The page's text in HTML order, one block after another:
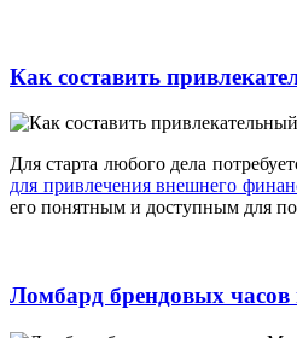
Как составить
Для старта любого дела
для привлечения внешнего
его понятным и доступным для
Ломбард брендовых часов